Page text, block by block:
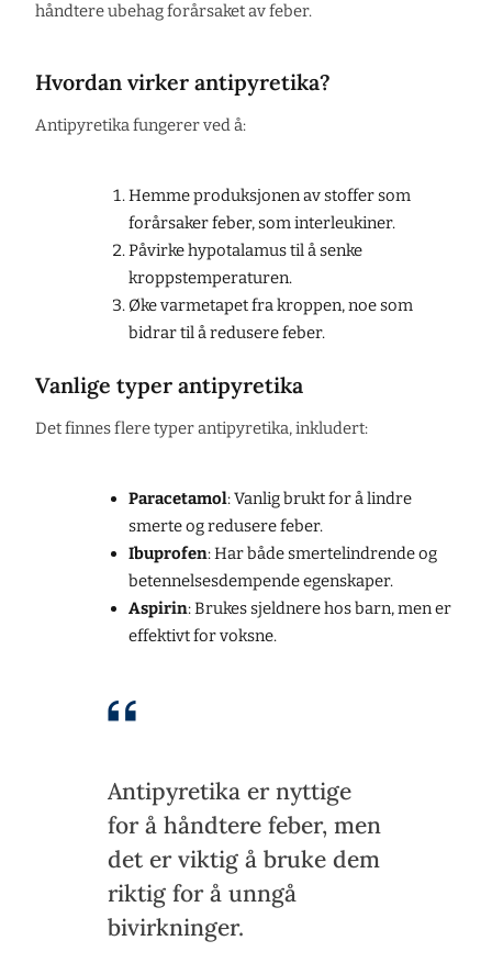
håndtere ubehag forårsaket av feber.
Hvordan virker antipyretika?
Antipyretika fungerer ved å:
Hemme produksjonen av stoffer som
forårsaker feber, som interleukiner.
Påvirke hypotalamus til å senke
kroppstemperaturen.
Øke varmetapet fra kroppen, noe som
bidrar til å redusere feber.
Vanlige typer antipyretika
Det finnes flere typer antipyretika, inkludert:
Paracetamol: Vanlig brukt for å lindre
smerte og redusere feber.
Ibuprofen: Har både smertelindrende og
betennelsesdempende egenskaper.
Aspirin: Brukes sjeldnere hos barn, men er
effektivt for voksne.
Antipyretika er nyttige
for å håndtere feber, men
det er viktig å bruke dem
riktig for å unngå
bivirkninger.